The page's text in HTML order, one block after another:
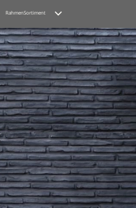
RahmenSortiment